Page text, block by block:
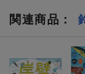
関連商品 ：